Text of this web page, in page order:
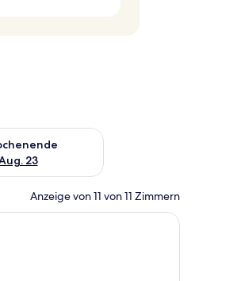
- Aug. 16.
23
für nächstes Wochenende, Aug.
Anzeige von 11 von 11 Zimmern